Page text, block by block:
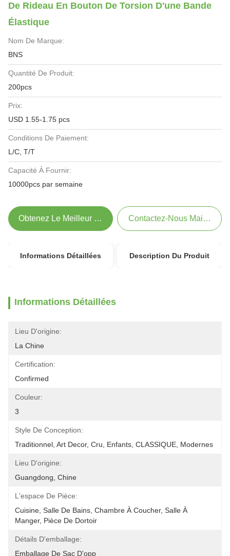
De Rideau En Bouton De Torsion D'une Bande
Élastique
Nom De Marque:
BNS
Quantité De Produit:
200pcs
Prix:
USD 1.55-1.75 pcs
Conditions De Paiement:
L/C, T/T
Capacité À Fournir:
10000pcs par semaine
Obtenez Le Meilleur Prix Contactez-Nous Maintenant
Informations Détaillées Description Du Produit
Informations Détaillées
Lieu D'origine:
La Chine
Certification:
Confirmed
Couleur:
3
Style De Conception:
Traditionnel, Art Decor, Cru, Enfants, CLASSIQUE, Modernes
Lieu D'origine:
Guangdong, Chine
L'espace De Pièce:
Cuisine, Salle De Bains, Chambre À Coucher, Salle À
Manger, Pièce De Dortoir
Détails D'emballage:
Emballage De Sac D'opp